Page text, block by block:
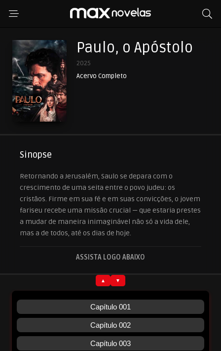
Paulo, o Apóstolo
2025
Acervo Completo
Sinopse
Retornando a Jerusalém, Saulo se depara com o
crescimento de uma seita entre o povo judeu: os
cristãos. Firme em sua fé e em suas convicções, o jovem
fariseu recebe uma missão crucial — que estaria prestes
a mudar de maneira inimaginável não só a vida dele,
mas a de todos, até os dias de hoje.
ASSISTA LOGO ABAIXO